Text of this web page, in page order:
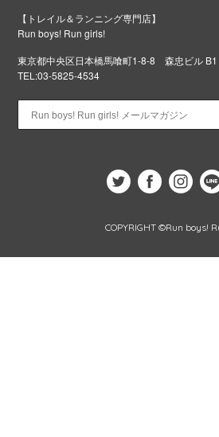
【トレイル＆ランニング専門店】
Run boys! Run girls!
東京都中央区日本橋馬喰町1-8-8 森忠ビル B1
TEL:03-5825-4534
COPYRIGHT ©Run boys!